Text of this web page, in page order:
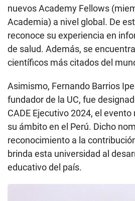
nuevos Academy Fellows
Academia) a nivel global. De
reconoce su experiencia en
de salud. Además, se
científicos más citados del
Asimismo, Fernando Barrios
fundador de la UC, fue
CADE Ejecutivo 2024, el
su ámbito en el Perú. Dicho
reconocimiento a la
brinda esta universidad al
educativo del país.